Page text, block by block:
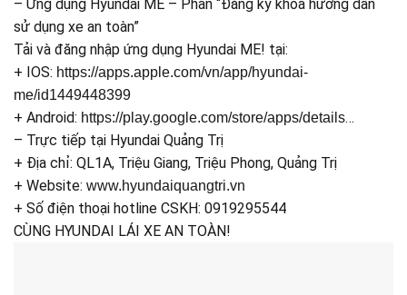
– Ứng dụng Hyundai ME – Phần “Đăng ký khóa hướng dẫn
sử dụng xe an toàn”
Tải và đăng nhập ứng dụng Hyundai ME! tại:
+ IOS: https://apps.apple.com/vn/app/hyundai-
me/id1449448399
+ Android: https://play.google.com/store/apps/details…
– Trực tiếp tại Hyundai Quảng Trị
+ Địa chỉ: QL1A, Triệu Giang, Triệu Phong, Quảng Trị
+ Website: www.hyundaiquangtri.vn
+ Số điện thoại hotline CSKH: 0919295544
CÙNG HYUNDAI LÁI XE AN TOÀN!